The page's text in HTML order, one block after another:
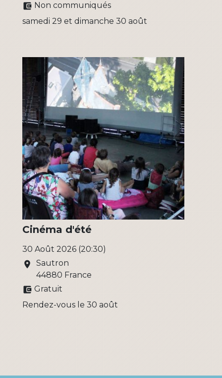
account_balance_wallet Non communiqués
samedi 29 et dimanche 30 août
Cinéma d'été
30 Août 2026 (20:30)
location_on
Sautron
44880 France
account_balance_wallet Gratuit
Rendez-vous le 30 août